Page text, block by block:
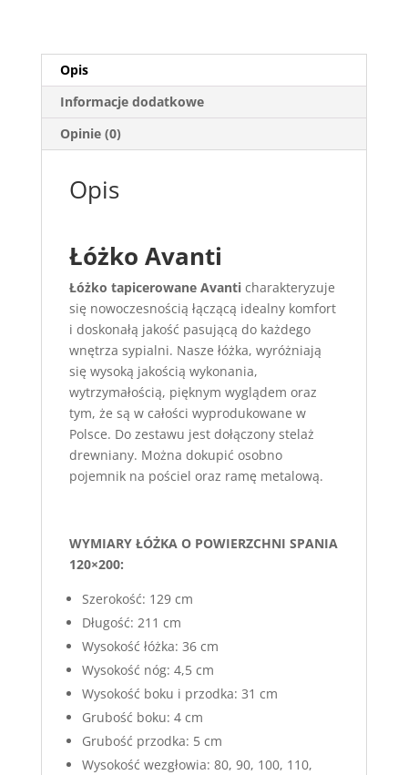
Opis
Informacje dodatkowe
Opinie (0)
Opis
Łóżko Avanti
Łóżko tapicerowane Avanti charakteryzuje
się nowoczesnością łączącą idealny komfort
i doskonałą jakość pasującą do każdego
wnętrza sypialni. Nasze łóżka, wyróżniają
się wysoką jakością wykonania,
wytrzymałością, pięknym wyglądem oraz
tym, że są w całości wyprodukowane w
Polsce. Do zestawu jest dołączony stelaż
drewniany. Można dokupić osobno
pojemnik na pościel oraz ramę metalową.
WYMIARY ŁÓŻKA O POWIERZCHNI SPANIA
120×200:
Szerokość: 129 cm
Długość: 211 cm
Wysokość łóżka: 36 cm
Wysokość nóg: 4,5 cm
Wysokość boku i przodka: 31 cm
Grubość boku: 4 cm
Grubość przodka: 5 cm
Wysokość wezgłowia: 80, 90, 100, 110,